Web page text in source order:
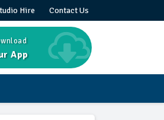
Hire Contact Us
App